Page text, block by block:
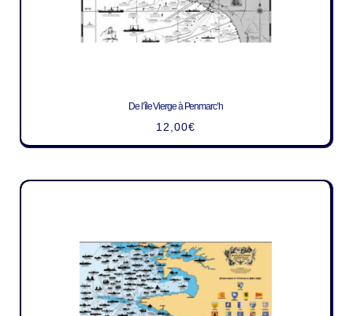
De l’île Vierge à Penmarc’h
12,00€